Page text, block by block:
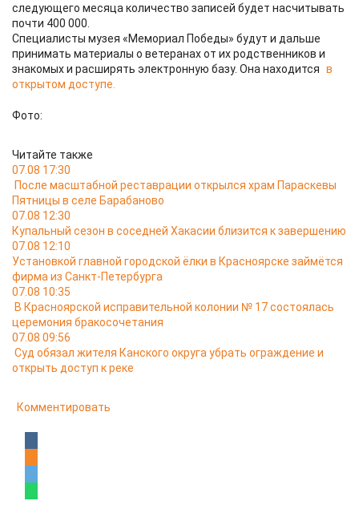
следующего месяца количество записей будет насчитывать
почти 400 000.
Специалисты музея «Мемориал Победы» будут и дальше
принимать материалы о ветеранах от их родственников и
знакомых и расширять электронную базу. Она находится в
открытом доступе.
Фото:
Читайте также
07.08 17:30
После масштабной реставрации открылся храм Параскевы
Пятницы в селе Барабаново
07.08 12:30
Купальный сезон в соседней Хакасии близится к завершению
07.08 12:10
Установкой главной городской ёлки в Красноярске займётся
фирма из Санкт-Петербурга
07.08 10:35
В Красноярской исправительной колонии № 17 состоялась
церемония бракосочетания
07.08 09:56
Суд обязал жителя Канского округа убрать ограждение и
открыть доступ к реке
Комментировать